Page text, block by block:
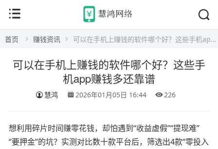
首页 赚钱资讯 可以在手机上赚钱的软件哪个好？这些手机app赚钱多还靠谱
可以在手机上赚钱的软件哪个好？这些手
机app赚钱多还靠谱
慧鸿 2026年01月05日 16:44 226
想利用碎片时间赚零花钱，却怕遇到“收益虚假”“提现难”
“要押金”的坑？实测对比数十款平台后，筛选出4款“零投入